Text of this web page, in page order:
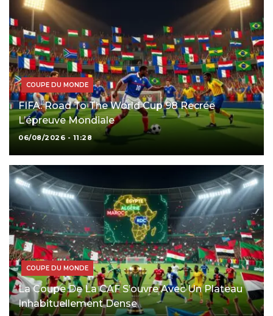
COUPE DU MONDE
FIFA: Road To The World Cup 98 Recrée
L’épreuve Mondiale
06/08/2026 - 11:28
COUPE DU MONDE
La Coupe De La CAF S’ouvre Avec Un Plateau
Inhabituellement Dense